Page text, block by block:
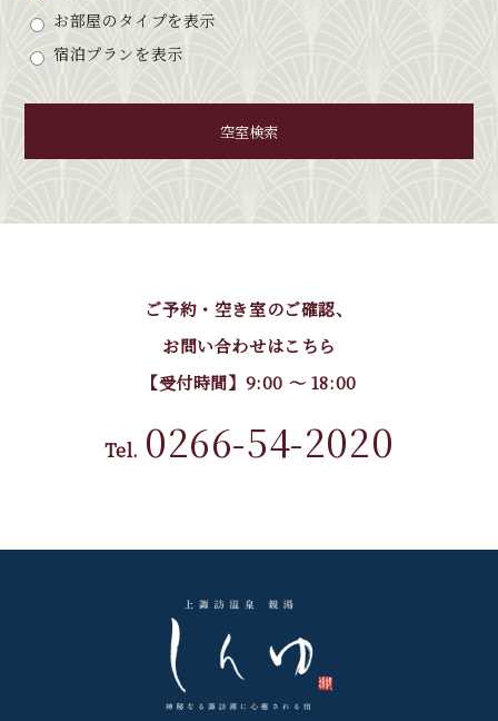
お部屋のタイプを表示
宿泊プランを表示
空室検索
ご予約・空き室のご確認、
お問い合わせはこちら
【受付時間】9:00 〜 18:00
Tel. 0266-54-2020